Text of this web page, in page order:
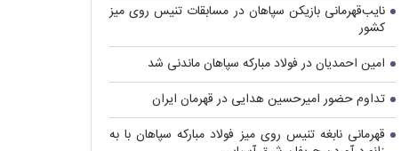
نایب‌قهرمانی بازیکن سپاهان در مسابقات تنیس روی میز
کشور
امین احمدیان در فولاد مبارکه سپاهان ماندنی شد
تداوم حضور امیرحسین هدایی در قهرمان ایران
قهرمانی نابغه تنیس روی میز فولاد مبارکه سپاهان با به